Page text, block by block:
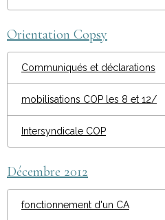
Orientation Copsy
Communiqués et déclarations
mobilisations COP les 8 et 12/
Intersyndicale COP
Décembre 2012
fonctionnement d'un CA